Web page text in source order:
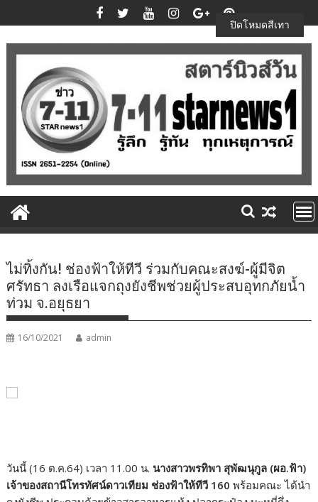
to
content
ไม่ทิ้งกัน! ช่องฟ้าให้ทีวี ร่วมกับคณะสงฆ์-ผู้มีจิต
ศรัทธา ลงเรือแจกถุงยังชีพช่วยผู้ประสบอุทกภัยน้ำ
ท่วม จ.อยุธยา
16/10/2021 admin
วันนี้ (16 ต.ค.64) เวลา 11.00 น. นางสาวพรทิพา สุพัฒนุกูล (ผอ.ฟ้า)
เจ้าของสถานีโทรทัศน์ดาวเทียม ช่องฟ้าให้ทีวี 160 พร้อมคณะ ได้นำ
ปิดโหมดสีเทา